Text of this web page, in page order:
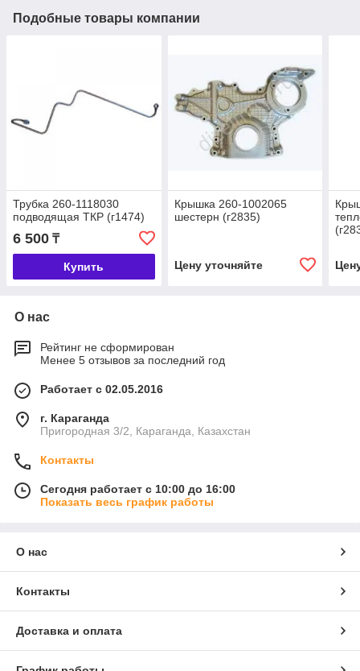
Подобные товары компании
Трубка 260-1118030
подводящая ТКР (г1474)
6 500 ₸
Купить
Крышка 260-1002065
шестерн (г2835)
Цену уточняйте
О нас
Рейтинг не сформирован
Менее 5 отзывов за последний год
Работает с 02.05.2016
г. Караганда
Пригородная 3/2, Караганда, Казахстан
Контакты
Сегодня работает с 10:00 до 16:00
Показать весь график работы
О нас
Контакты
Доставка и оплата